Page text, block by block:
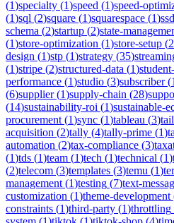
(1)specialty (1)speed (1)speed-
(1)sql (2)square (1)squarespace (1)
schema (2)startup (2)state-
(1)store-optimization (1)store-setup (2
design (1)stp (1)strategy (35)
(1)stripe (2)structured-data (1)
performance (1)studio (3)subscriber(1
(6)supplier(1)supply-chain (28)
(14)sustainability-roi (1)sustainable-
procurement (1)sync (1)tableau (3)
acquisition (2)tally (4)tally-prime (1)
automation (2)tax-compliance (3)
(1)tds (1)team (1)tech (1)technical (1)
(2)telecom (3)templates (3)temu (1)
management (1)testing (7)text-
customization (1)theme-development
constraints (1)third-party (1)throttling